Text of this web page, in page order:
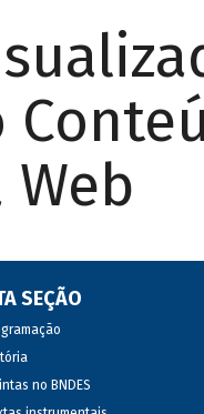
Web
SEÇÃO
no BNDES